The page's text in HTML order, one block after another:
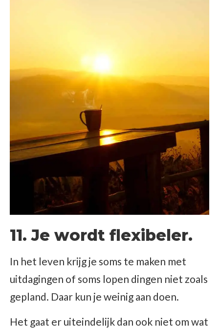
11. Je wordt flexibeler.
In het leven krijg je soms te maken met
uitdagingen of soms lopen dingen niet zoals
gepland. Daar kun je weinig aan doen.
Het gaat er uiteindelijk dan ook niet om wat